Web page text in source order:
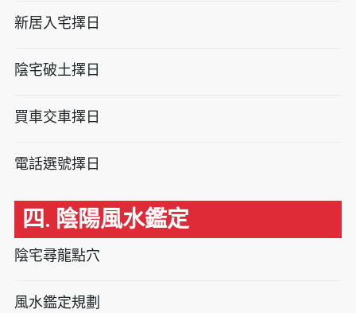
新居入宅擇日
陰宅破土擇日
買車交車擇日
電話選號擇日
四. 陰陽風水鑑定
陰宅尋龍點穴
風水鑑定規劃